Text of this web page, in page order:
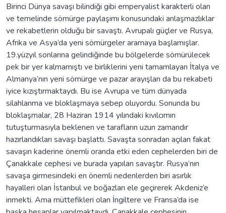
Birinci Dünya savaşı bilindiği gibi emperyalist karakterli olan
ve temelinde sömürge paylaşımı konusundaki anlaşmazlıklar
ve rekabetlerin olduğu bir savaştı. Avrupalı güçler ve Rusya,
Afrika ve Asya’da yeni sömürgeler aramaya başlamışlar.
19.yüzyıl sonlarına gelindiğinde bu bölgelerde sömürülecek
pek bir yer kalmamıştı ve birliklerini yeni tamamlayan İtalya ve
Almanya’nın yeni sömürge ve pazar arayışları da bu rekabeti
iyice kızıştırmaktaydı. Bu ise Avrupa ve tüm dünyada
silahlanma ve bloklaşmaya sebep oluyordu. Sonunda bu
bloklaşmalar, 28 Haziran 1914 yılındaki kıvılcımın
tutuşturmasıyla beklenen ve tarafların uzun zamandır
hazırlandıkları savaşı başlattı. Savaşta sonradan açılan fakat
savaşın kaderine önemli oranda etki eden cephelerden biri de
Çanakkale cephesi ve burada yapılan savaştır. Rusya’nın
savaşa girmesindeki en önemli nedenlerden biri asırlık
hayalleri olan İstanbul ve boğazları ele geçirerek Akdeniz’e
inmekti. Ama müttefikleri olan İngiltere ve Fransa’da ise